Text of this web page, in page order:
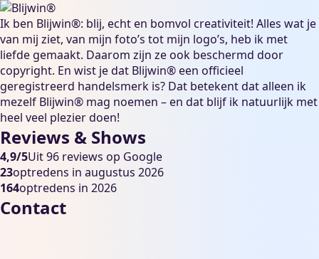
Ik ben Blijwin®: blij, echt en bomvol creativiteit! Alles wat je
van mij ziet, van mijn foto’s tot mijn logo’s, heb ik met
liefde gemaakt. Daarom zijn ze ook beschermd door
copyright. En wist je dat Blijwin® een officieel
geregistreerd handelsmerk is? Dat betekent dat alleen ik
mezelf Blijwin® mag noemen – en dat blijf ik natuurlijk met
heel veel plezier doen!
Reviews & Shows
4,9/5Uit 96 reviews op Google
23optredens in augustus 2026
164optredens in 2026
Contact